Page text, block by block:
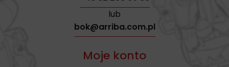
lub
bok@arriba.com.pl
Moje konto